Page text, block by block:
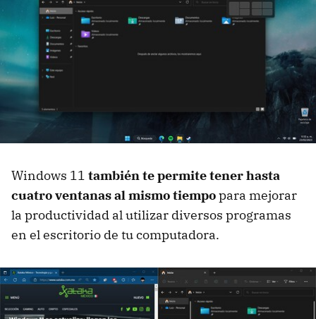
Windows 11 también te permite tener hasta
cuatro ventanas al mismo tiempopara mejorar
la productividad al utilizar diversos programas
en el escritorio de tu computadora.